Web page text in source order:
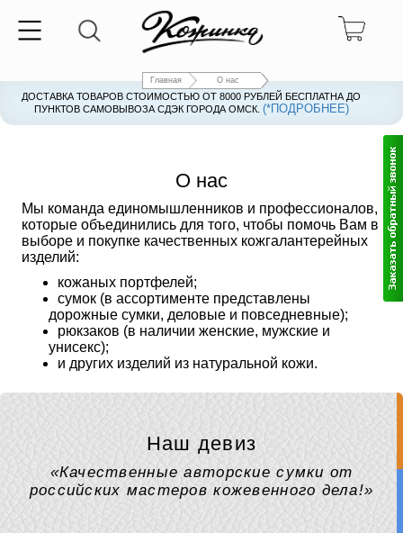
Главная О нас
ДОСТАВКА ТОВАРОВ СТОИМОСТЬЮ ОТ 8000 РУБЛЕЙ БЕСПЛАТНА ДО
ПУНКТОВ САМОВЫВОЗА СДЭК ГОРОДА ОМСК. (*ПОДРОБНЕЕ)
О нас
Мы команда единомышленников и профессионалов,
которые объединились для того, чтобы помочь Вам в
выборе и покупке качественных кожгалантерейных
изделий:
кожаных портфелей;
сумок (в ассортименте представлены
дорожные сумки, деловые и повседневные);
рюкзаков (в наличии женские, мужские и
унисекс);
и других изделий из натуральной кожи.
Наш девиз
«Качественные авторские сумки от
российских мастеров кожевенного дела!»